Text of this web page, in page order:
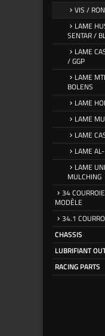
VIS /
LAME
SENTAR /
LAME
/ GGP
LAME
BOLENS
LAME
LAME
LAME
LAME
LAME
MULCHING
34
MODÈLE
34.1
CHASSIS
LUBRIFIANT
RACING PARTS